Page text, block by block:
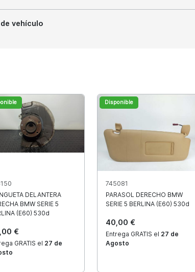
vehículo
DELANTERA
BMW SERIE 5
(E60) 530d
€
GRATIS el 27 de
Disponible
745081
PARASOL DERECHO BMW
SERIE 5 BERLINA (E60) 530d
40,00 €
Entrega GRATIS el 27 de
Agosto